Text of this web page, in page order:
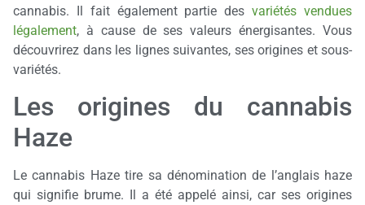
cannabis. Il fait également partie desvariétés vendues
légalement, à cause de ses valeurs énergisantes. Vous
découvrirez dans les lignes suivantes, ses origines et sous-
variétés.
Les origines du cannabis
Haze
Le cannabis Haze tire sa dénomination de l’anglais haze
qui signifie brume. Il a été appelé ainsi, car ses origines